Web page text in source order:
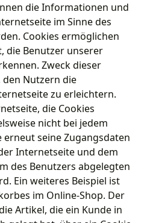
die Informationen und
im Sinne des
Cookies ermöglichen
die Benutzer unserer
Zweck dieser
Nutzern die
zu erleichtern.
die Cookies
nicht bei jedem
seine Zugangsdaten
Internetseite und dem
des Benutzers abgelegten
Ein weiteres Beispiel ist
im Online-Shop. Der
Artikel, die ein Kunde in